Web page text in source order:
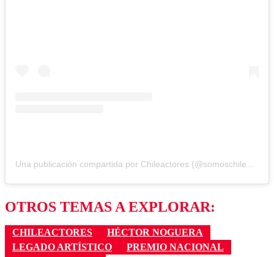
OTROS TEMAS A EXPLORAR:
CHILEACTORES
HÉCTOR NOGUERA
LEGADO ARTÍSTICO
PREMIO NACIONAL